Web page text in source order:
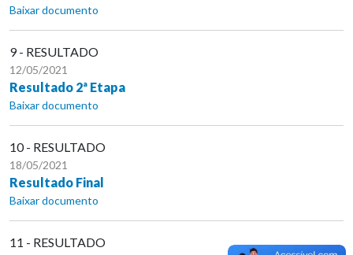
Baixar documento
9 - RESULTADO
12/05/2021
Resultado 2ª Etapa
Baixar documento
10 - RESULTADO
18/05/2021
Resultado Final
Baixar documento
11 - RESULTADO